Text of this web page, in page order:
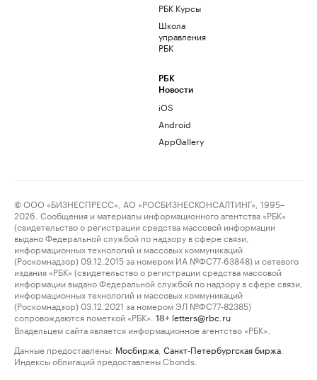
РБК Курсы
Школа
управления
РБК
РБК
Новости
iOS
Android
AppGallery
© ООО «БИЗНЕСПРЕСС», АО «РОСБИЗНЕСКОНСАЛТИНГ», 1995–
2026. Сообщения и материалы информационного агентства «РБК»
(свидетельство о регистрации средства массовой информации
выдано Федеральной службой по надзору в сфере связи,
информационных технологий и массовых коммуникаций
(Роскомнадзор) 09.12.2015 за номером ИА №ФС77-63848) и сетевого
издания «РБК» (свидетельство о регистрации средства массовой
информации выдано Федеральной службой по надзору в сфере связи,
информационных технологий и массовых коммуникаций
(Роскомнадзор) 03.12.2021 за номером ЭЛ №ФС77-82385)
сопровождаются пометкой «РБК».
18+ letters@rbc.ru
Владельцем сайта является информационное агентство «РБК».
Данные предоставлены: Мосбиржа Санкт-Петербургская биржа
Индексы облигаций предоставлены Cbonds.